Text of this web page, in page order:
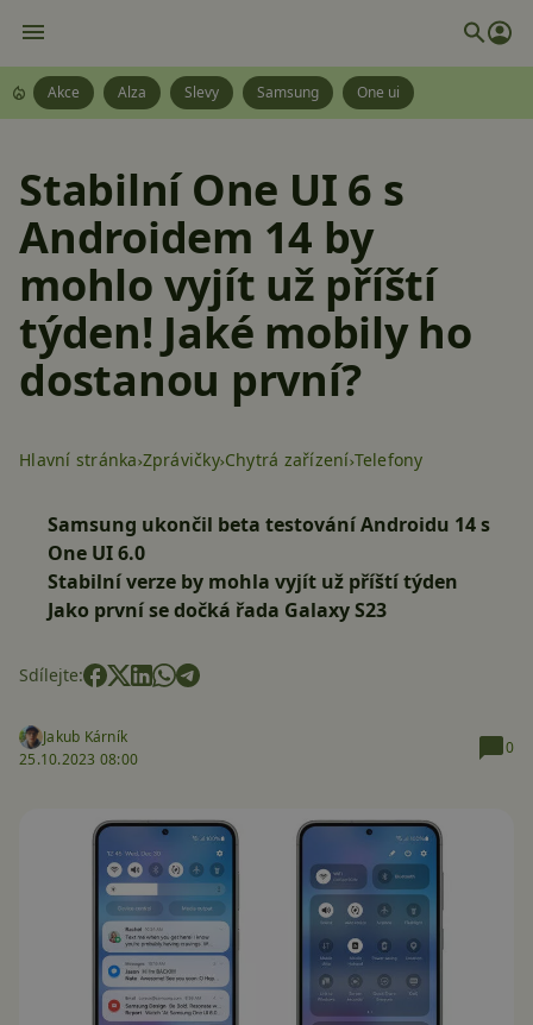
Akce Alza Slevy Samsung One ui
Stabilní One UI 6 s
Androidem 14 by
mohlo vyjít už příští
týden! Jaké mobily ho
dostanou první?
Hlavní stránka Zprávičky Chytrá zařízení Telefony
Samsung ukončil beta testování Androidu 14 s
One UI 6.0
Stabilní verze by mohla vyjít už příští týden
Jako první se dočká řada Galaxy S23
Sdílejte:
Jakub Kárník
25.10.2023 08:00
0